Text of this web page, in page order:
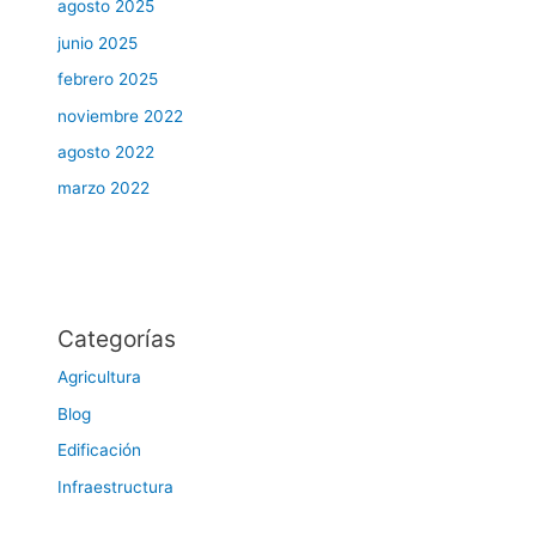
agosto 2025
junio 2025
febrero 2025
noviembre 2022
agosto 2022
marzo 2022
Categorías
Agricultura
Blog
Edificación
Infraestructura